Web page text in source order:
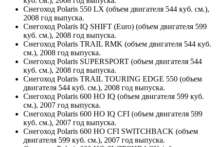
Снегоход Polaris 550 LX (объем двигателя 544 куб. см.),
2008 год выпуска.
Снегоход Polaris IQ SHIFT (Euro) (объем двигателя 599
куб. см.), 2008 год выпуска.
Снегоход Polaris TRAIL RMK (объем двигателя 544 куб.
см.), 2008 год выпуска.
Снегоход Polaris SUPERSPORT (объем двигателя 544
куб. см.), 2008 год выпуска.
Снегоход Polaris TRAIL TOURING EDGE 550 (объем
двигателя 544 куб. см.), 2008 год выпуска.
Снегоход Polaris 600 HO IQ (объем двигателя 599 куб.
см.), 2007 год выпуска.
Снегоход Polaris 600 HO IQ CFI (объем двигателя 599
куб. см.), 2007 год выпуска.
Снегоход Polaris 600 HO CFI SWITCHBACK (объем
двигателя 599 куб. см.), 2007 год выпуска.